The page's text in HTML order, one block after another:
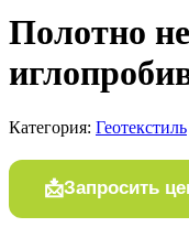
Полотно
Категория: Геотекстиль
Запросить